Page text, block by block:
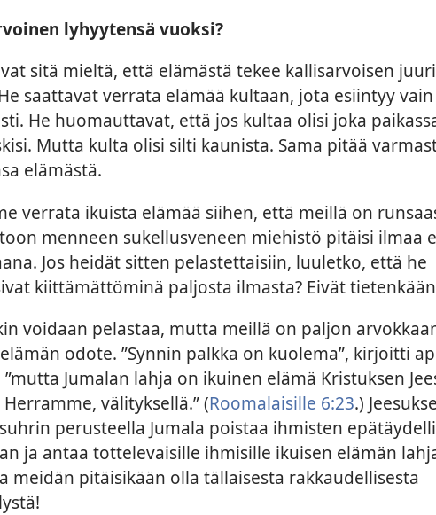
lyhyytensä vuoksi?
sitä mieltä, että elämästä tekee kallisarvoisen
saattavat verrata elämää kultaan, jota esiintyy vain
He huomauttavat, että jos kultaa olisi joka
Mutta kulta olisi silti kaunista. Sama pitää
elämästä.
verrata ikuista elämää siihen, että meillä on
menneen sukellusveneen miehistö pitäisi ilmaa
Jos heidät sitten pelastettaisiin, luuletko, että he
kiittämättöminä paljosta ilmasta? Eivät
voidaan pelastaa, mutta meillä on paljon
odote. ”Synnin palkka on kuolema”, kirjoitti
”mutta Jumalan lahja on ikuinen elämä Kristuksen
välityksellä.” (Roomalaisille 6:23.)
perusteella Jumala poistaa ihmisten
ja antaa tottelevaisille ihmisille ikuisen elämän
meidän pitäisikään olla tällaisesta rakkaudellisesta